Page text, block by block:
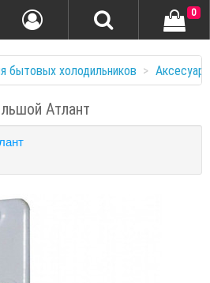
0
бытовых холодильников
Атлант